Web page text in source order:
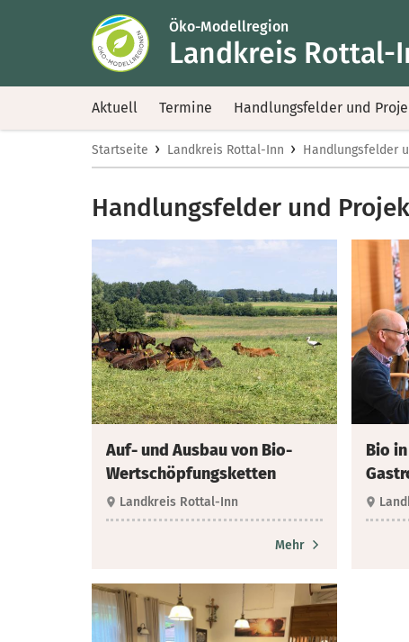
Öko-Modellregion
Landkreis Rottal-
Aktuell Termine Handlungsfelder und
Startseite › Landkreis Rottal-Inn › Handlungsfelder
Handlungsfelder und
Auf- und Ausbau von Bio-
Wertschöpfungsketten
Landkreis Rottal-Inn
Mehr
Bio